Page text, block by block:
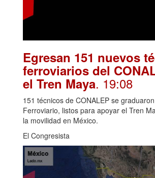
Egresan 151 nuevos
ferroviarios del
el Tren Maya. 19:08
151 técnicos de CONALEP se
Ferroviario, listos para apoyar el Tren
la movilidad en México.
El Congresista